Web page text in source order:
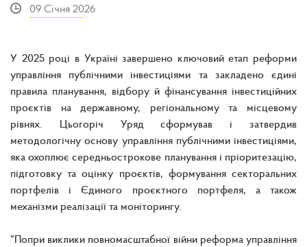
09 Січня 2026
У 2025 році в Україні завершено ключовий етап реформи
управління публічними інвестиціями та закладено єдині
правила планування, відбору й фінансування інвестиційних
проєктів на державному, регіональному та місцевому
рівнях. Цьогоріч Уряд сформував і затвердив
методологічну основу управління публічними інвестиціями,
яка охоплює середньострокове планування і пріоритезацію,
підготовку та оцінку проєктів, формування секторальних
портфелів і Єдиного проєктного портфеля, а також
механізми реалізації та моніторингу.
“Попри виклики повномасштабної війни реформа управління